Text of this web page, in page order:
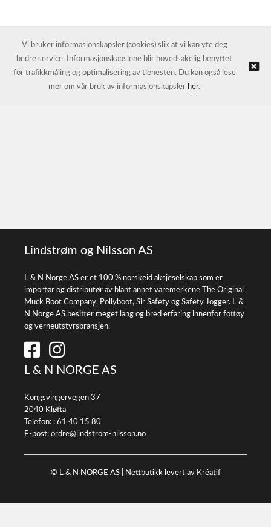
Lindstrøm og Nilsson AS
L & N Norge AS er et 100 % norskeid aksjeselskap som er
importør og distributør av blant annet varemerkene The Original
Muck Boot Company, Pollyboot, Sir Safety og Safety Jogger. L &
N Norge AS besitter meget lang og bred erfaring innenfor fottøy
og verneutstyrsbransjen.
L & N NORGE AS
Kongsvingervegen 37
2040 Kløfta
Telefon: : 61 40 15 80
E-post: ordre@lindstrom-nilsson.no
© L & N NORGE AS | Nettbutikk levert av Kréatif
Vi bruker informasjonskapsler (cookies) slik at vi kan yte deg
bedre service. Informasjonskapslene blir hovedsakelig benyttet
for trafikkmåling og optimalisering av tjenesten. Du kan også lese
mer om vår bruk av informasjonskapsler her.